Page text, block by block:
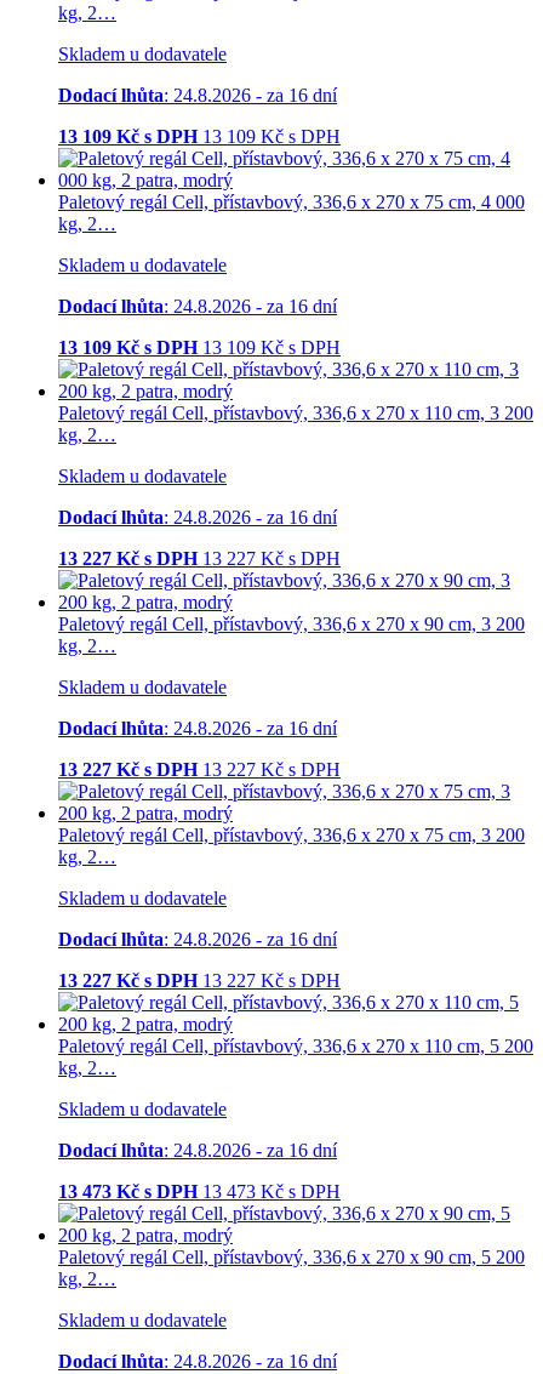
kg, 2…
Skladem u dodavatele
Dodací lhůta: 24.8.2026 - za 16 dní
13 109 Kč s DPH 13 109 Kč s DPH
Paletový regál Cell, přístavbový, 336,6 x 270 x 75 cm, 4 000
kg, 2…
Skladem u dodavatele
Dodací lhůta: 24.8.2026 - za 16 dní
13 109 Kč s DPH 13 109 Kč s DPH
Paletový regál Cell, přístavbový, 336,6 x 270 x 110 cm, 3 200
kg, 2…
Skladem u dodavatele
Dodací lhůta: 24.8.2026 - za 16 dní
13 227 Kč s DPH 13 227 Kč s DPH
Paletový regál Cell, přístavbový, 336,6 x 270 x 90 cm, 3 200
kg, 2…
Skladem u dodavatele
Dodací lhůta: 24.8.2026 - za 16 dní
13 227 Kč s DPH 13 227 Kč s DPH
Paletový regál Cell, přístavbový, 336,6 x 270 x 75 cm, 3 200
kg, 2…
Skladem u dodavatele
Dodací lhůta: 24.8.2026 - za 16 dní
13 227 Kč s DPH 13 227 Kč s DPH
Paletový regál Cell, přístavbový, 336,6 x 270 x 110 cm, 5 200
kg, 2…
Skladem u dodavatele
Dodací lhůta: 24.8.2026 - za 16 dní
13 473 Kč s DPH 13 473 Kč s DPH
Paletový regál Cell, přístavbový, 336,6 x 270 x 90 cm, 5 200
kg, 2…
Skladem u dodavatele
Dodací lhůta: 24.8.2026 - za 16 dní